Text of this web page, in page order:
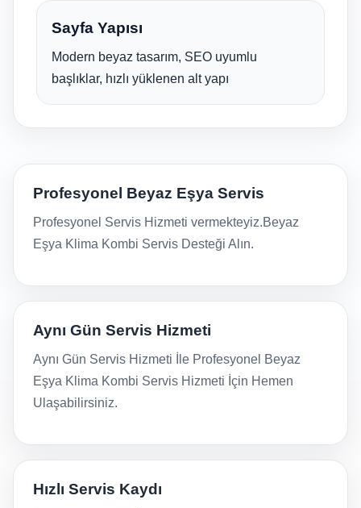
Sayfa Yapısı
Modern beyaz tasarım, SEO uyumlu
başlıklar, hızlı yüklenen alt yapı
Profesyonel Beyaz Eşya Servis
Profesyonel Servis Hizmeti vermekteyiz.Beyaz
Eşya Klima Kombi Servis Desteği Alın.
Aynı Gün Servis Hizmeti
Aynı Gün Servis Hizmeti İle Profesyonel Beyaz
Eşya Klima Kombi Servis Hizmeti İçin Hemen
Ulaşabilirsiniz.
Hızlı Servis Kaydı